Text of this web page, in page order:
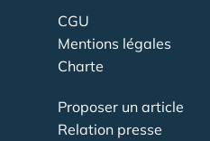
CGU
Mentions légales
Charte
Proposer un article
Relation presse